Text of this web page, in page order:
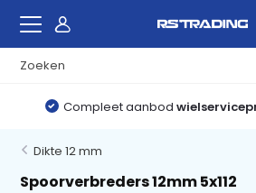
Compleet aanbod
Dikte 12 mm
Spoorverbreders 12mm 5x112